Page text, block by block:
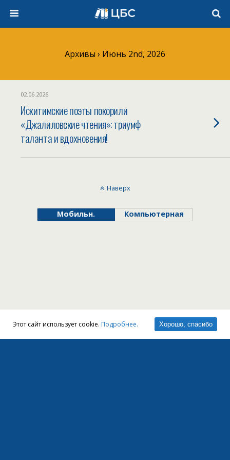
Архивы › Июнь 2nd, 2026
02.06.2026
Искитимские поэты покорили
«Джалиловские чтения»: триумф
таланта и вдохновения!
Наверх
Мобильн. Компьютерная
Этот сайт использует cookie. Подробнее. Хорошо, спасибо